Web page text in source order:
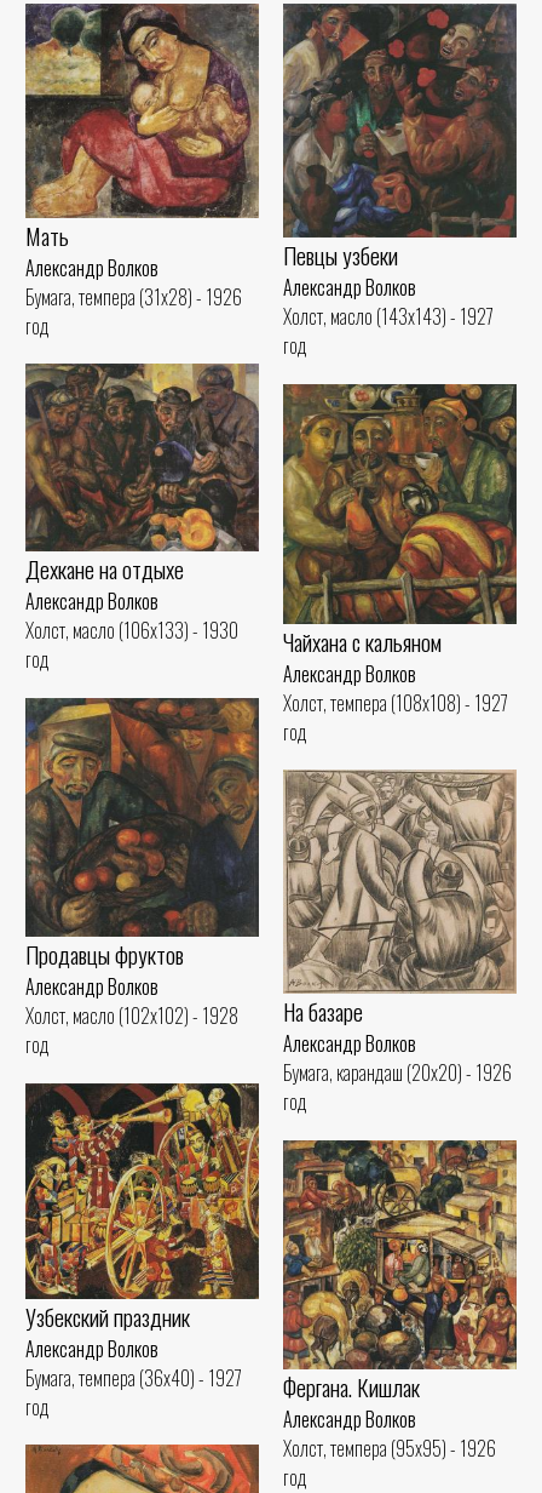
Мать
Александр Волков
Бумага, темпера (31x28) - 1926
год
Певцы узбеки
Александр Волков
Холст, масло (143x143) - 1927
год
Дехкане на отдыхе
Александр Волков
Холст, масло (106x133) - 1930
год
Чайхана с кальяном
Александр Волков
Холст, темпера (108x108) - 1927
год
Продавцы фруктов
Александр Волков
Холст, масло (102x102) - 1928
год
На базаре
Александр Волков
Бумага, карандаш (20x20) - 1926
год
Узбекский праздник
Александр Волков
Бумага, темпера (36x40) - 1927
год
Фергана. Кишлак
Александр Волков
Холст, темпера (95x95) - 1926
год